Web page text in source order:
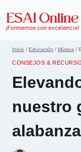
Inicio / Educación / Música /
CONSEJOS &
nuestro